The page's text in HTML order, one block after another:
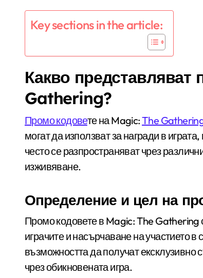
Key sections in the article:
Какво представляват
Gathering?
Промо кодовете на Magic:The
могат да използват за награди в
често се разпространяват чрез
изживяване.
Определение и цел на
Промо кодовете в Magic: The Gathering
играчите и насърчаване на участието
възможността да получат
чрез обикновената игра.